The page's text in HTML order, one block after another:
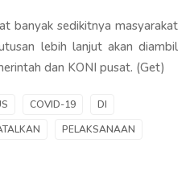
banyak sedikitnya masyarakat
lebih lanjut akan diambil
dan KONI pusat. (Get)
COVID-19
DI
PELAKSANAAN